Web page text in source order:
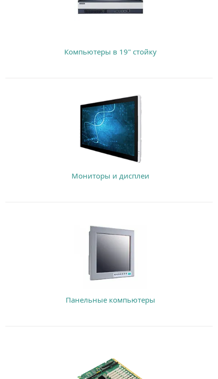
Компьютеры в 19" стойку
Мониторы и дисплеи
Панельные компьютеры